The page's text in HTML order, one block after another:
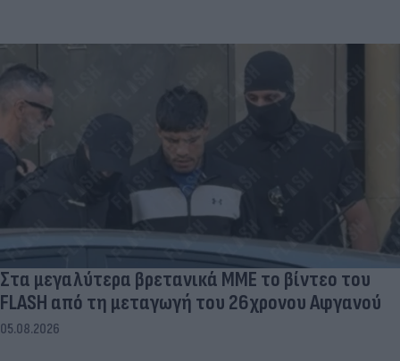
Στα μεγαλύτερα βρετανικά ΜΜΕ το βίντεο του
FLASH από τη μεταγωγή του 26χρονου Αφγανού
05.08.2026